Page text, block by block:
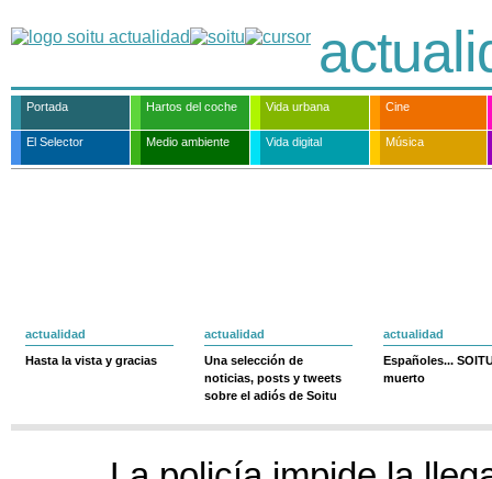
Portada Hartos del coche Vida urbana Cine
El Selector Medio ambiente Vida digital Música
actualidad
Hasta la vista y gracias
actualidad
Una selección de
noticias, posts y tweets
sobre el adiós de Soitu
actualidad
Españoles...
muerto